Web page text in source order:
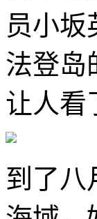
员小
法登岛
让人看
到了八